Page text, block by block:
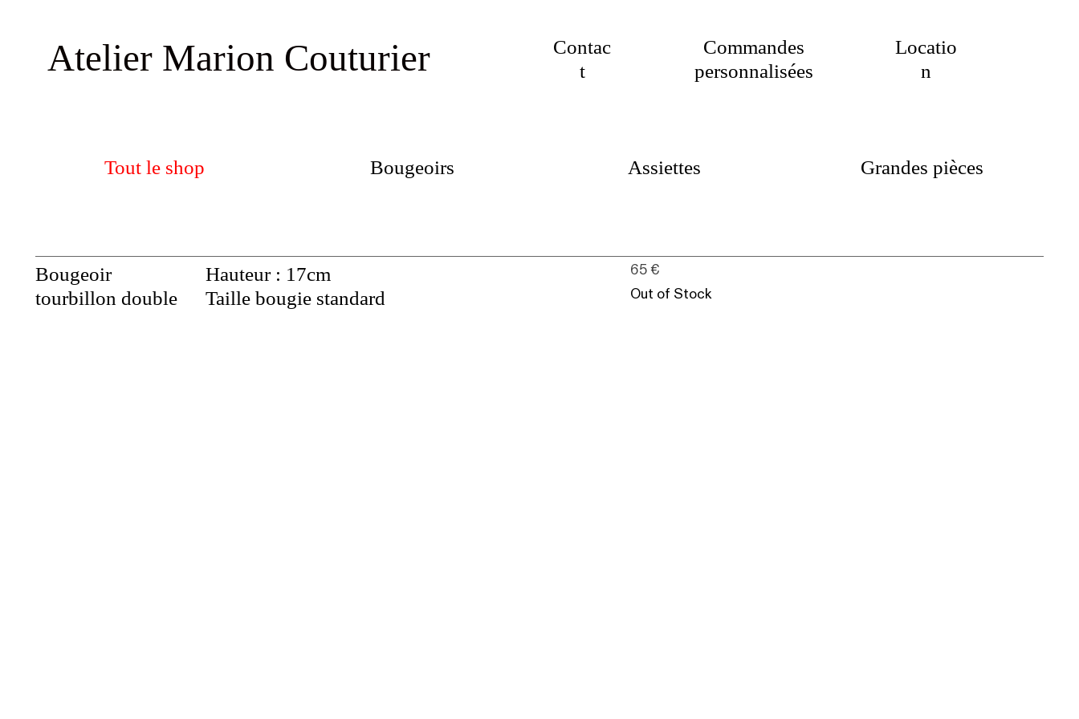
AtelierMarion Couturier
Contac
t
Commandes
personnalisées
Locatio
n
Tout le shop Bougeoirs Assiettes Grandes pièces
Bougeoir
tourbillon double
Hauteur : 17cm
Taille bougie standard